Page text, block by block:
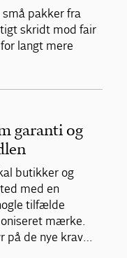
små pakker fra
skridt mod fair
langt mere
garanti og
butikker og
med en
tilfælde
mærke.
på de nye krav…